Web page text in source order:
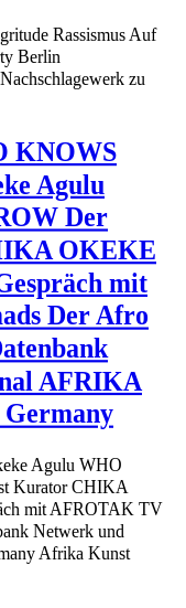
Rassismus Auf
Berlin
zu
KNOWS
Agulu
Der
OKEKE
mit
Der Afro
AFRIKA
Agulu WHO
Kurator CHIKA
mit AFROTAK TV
Netwerk und
Afrika Kunst